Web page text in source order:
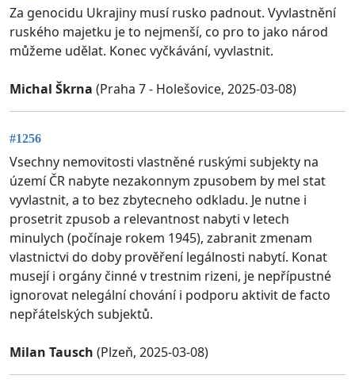
Za genocidu Ukrajiny musí rusko padnout. Vyvlastnění
ruského majetku je to nejmenší, co pro to jako národ
můžeme udělat. Konec vyčkávání, vyvlastnit.
Michal Škrna (Praha 7 - Holešovice, 2025-03-08)
#1256
Vsechny nemovitosti vlastněné ruskými subjekty na
území ČR nabyte nezakonnym zpusobem by mel stat
vyvlastnit, a to bez zbytecneho odkladu. Je nutne i
prosetrit zpusob a relevantnost nabyti v letech
minulych (počínaje rokem 1945), zabranit zmenam
vlastnictvi do doby prověření legálnosti nabytí. Konat
musejí i orgány činné v trestnim rizeni, je nepřípustné
ignorovat nelegální chování i podporu aktivit de facto
nepřátelských subjektů.
Milan Tausch (Plzeň, 2025-03-08)